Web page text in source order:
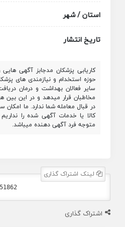
استان / شهر
تاریخ انتشار
کاریابی پزشکان مدجابز آگهی
حوزه استخدام و نیازمندی های
سایر فعالان بهداشت و درمان
مخاطبان قرار میدهد و در این
در قبال معامله شما ندارد. ما
کالا یا خدمات آگهی شده را
متوجه فرد آگهی دهنده میباشد.
لینک اشتراک گذاری
اشتراک گذاری